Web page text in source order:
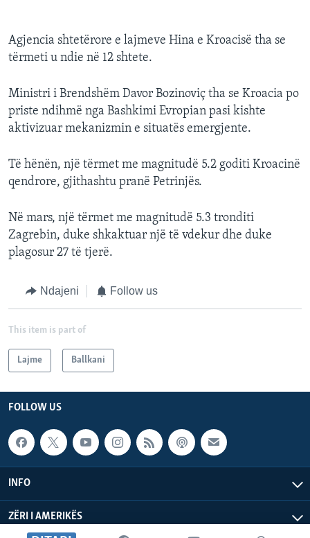
Agjencia shtetërore e lajmeve Hina e Kroacisë tha se
tërmeti u ndie në 12 shtete.
Ministri i Brendshëm Davor Bozinoviç tha se Kroacia po
priste ndihmë nga Bashkimi Evropian pasi kishte
aktivizuar mekanizmin e situatës emergjente.
Të hënën, një tërmet me magnitudë 5.2 goditi Kroacinë
qendrore, gjithashtu pranë Petrinjës.
Në mars, një tërmet me magnitudë 5.3 tronditi
Zagrebin, duke shkaktuar një të vdekur dhe duke
plagosur 27 të tjerë.
Ndajeni Follow us
This item is part of
Lajme Ballkani
FOLLOW US
INFO
ZËRI I AMERIKËS